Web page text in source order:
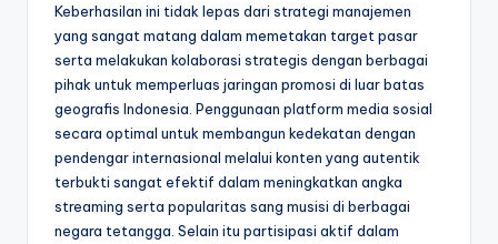
Keberhasilan ini tidak lepas dari strategi manajemen
yang sangat matang dalam memetakan target pasar
serta melakukan kolaborasi strategis dengan berbagai
pihak untuk memperluas jaringan promosi di luar batas
geografis Indonesia. Penggunaan platform media sosial
secara optimal untuk membangun kedekatan dengan
pendengar internasional melalui konten yang autentik
terbukti sangat efektif dalam meningkatkan angka
streaming serta popularitas sang musisi di berbagai
negara tetangga. Selain itu partisipasi aktif dalam